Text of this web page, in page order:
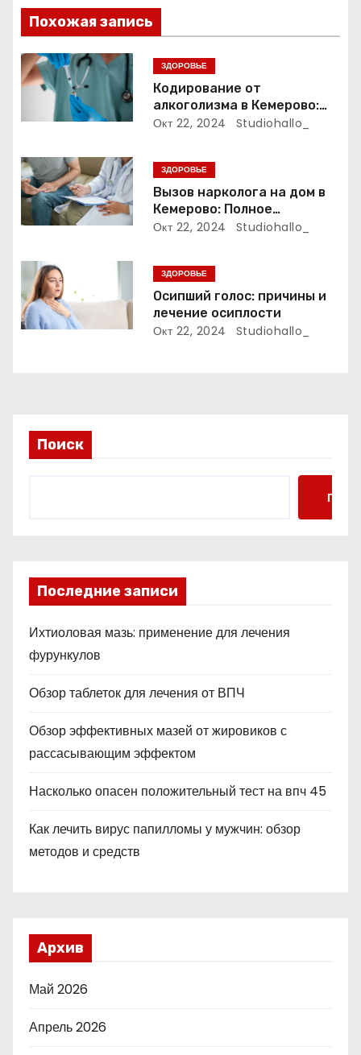
и
я
п
о
з
а
п
и
с
я
Похожая запись
ЗДОРОВЬЕ
Кодирование от
алкоголизма в Кемерово:
Полный путеводитель
Окт 22, 2024 Studiohallo_
ЗДОРОВЬЕ
Вызов нарколога на дом в
Кемерово: Полное
руководство
Окт 22, 2024 Studiohallo_
ЗДОРОВЬЕ
Осипший голос: причины и
лечение осиплости
Окт 22, 2024 Studiohallo_
Поиск
Поиск
Последние записи
Ихтиоловая мазь: применение для лечения
фурункулов
Обзор таблеток для лечения от ВПЧ
Обзор эффективных мазей от жировиков с
рассасывающим эффектом
Насколько опасен положительный тест на впч 45
Как лечить вирус папилломы у мужчин: обзор
методов и средств
Архив
Май 2026
Апрель 2026